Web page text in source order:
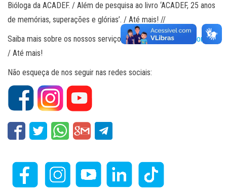
Bióloga da ACADEF. / Além de pesquisa ao livro ‘ACADEF, 25 anos
de memórias, superações e glórias’. / Até mais! //
Saiba mais sobre os nossos serviços no site:www.acadef.com.br.
/ Até mais!
Não esqueça de nos seguir nas redes sociais: